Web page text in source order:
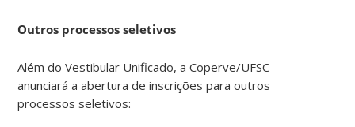
Outros processos seletivos
Além do Vestibular Unificado, a Coperve/UFSC
anunciará a abertura de inscrições para outros
processos seletivos: